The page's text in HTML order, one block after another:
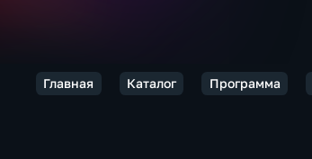
Главная Каталог Программа